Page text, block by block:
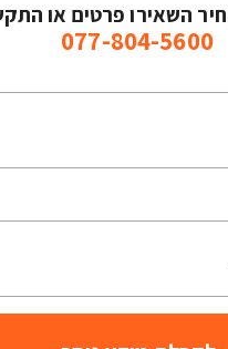
השאירו פרטים או
077-804-5600